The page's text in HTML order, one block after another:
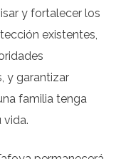
y fortalecer los
existentes,
y garantizar
familia tenga
vida.